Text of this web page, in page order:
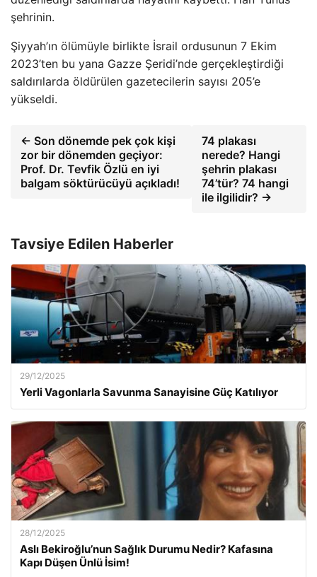
şehrinin.
Şiyyah’ın ölümüyle birlikte İsrail ordusunun 7 Ekim
2023’ten bu yana Gazze Şeridi’nde gerçekleştirdiği
saldırılarda öldürülen gazetecilerin sayısı 205’e
yükseldi.
← Son dönemde pek çok kişi
zor bir dönemden geçiyor:
Prof. Dr. Tevfik Özlü en iyi
balgam söktürücüyü açıkladı!
74 plakası
nerede? Hangi
şehrin plakası
74’tür? 74 hangi
ile ilgilidir? →
Tavsiye Edilen Haberler
29/12/2025
Yerli Vagonlarla Savunma Sanayisine Güç Katılıyor
28/12/2025
Aslı Bekiroğlu’nun Sağlık Durumu Nedir? Kafasına
Kapı Düşen Ünlü İsim!